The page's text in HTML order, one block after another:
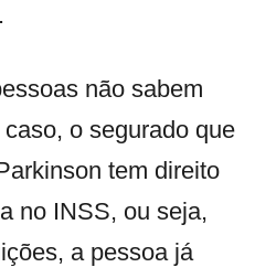
não sabem
o segurado que
tem direito
no INSS, ou seja,
a pessoa já